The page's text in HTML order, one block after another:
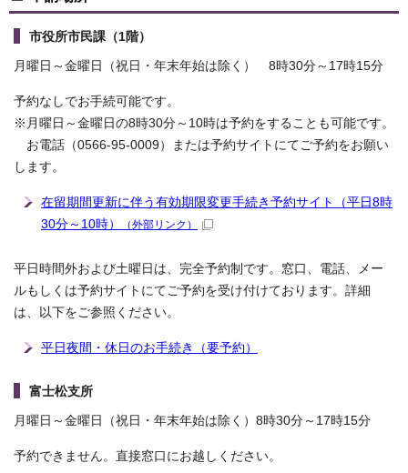
市役所市民課（1階）
月曜日～金曜日（祝日・年末年始は除く） 8時30分～17時15分
予約なしでお手続可能です。
※月曜日～金曜日の8時30分～10時は予約をすることも可能です。
お電話（0566-95-0009）または予約サイトにてご予約をお願い
します。
在留期間更新に伴う有効期限変更手続き予約サイト（平日8時
30分～10時）
（外部リンク）
平日時間外および土曜日は、完全予約制です。窓口、電話、メー
ルもしくは予約サイトにてご予約を受け付けております。詳細
は、以下をご参照ください。
平日夜間・休日のお手続き（要予約）
富士松支所
月曜日～金曜日（祝日・年末年始は除く）8時30分～17時15分
予約できません。直接窓口にお越しください。